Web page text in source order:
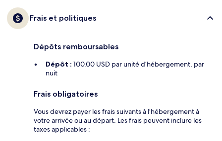
Frais et politiques
Dépôts remboursables
Dépôt : 100.00 USD par unité d’hébergement, par
nuit
Frais obligatoires
Vous devrez payer les frais suivants à l’hébergement à
votre arrivée ou au départ. Les frais peuvent inclure les
taxes applicables :